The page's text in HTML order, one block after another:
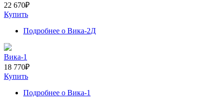
22 670₽
Купить
Подробнее о Вика-2Д
Вика-1
18 770₽
Купить
Подробнее о Вика-1